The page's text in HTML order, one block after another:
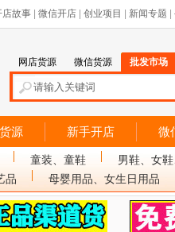
店故事 微信开店 创业项目 新闻专题
网店货源 微信货源 批发市场
源 新手开店 微
童装、童鞋
男鞋、女
品
母婴用品、女生日用品